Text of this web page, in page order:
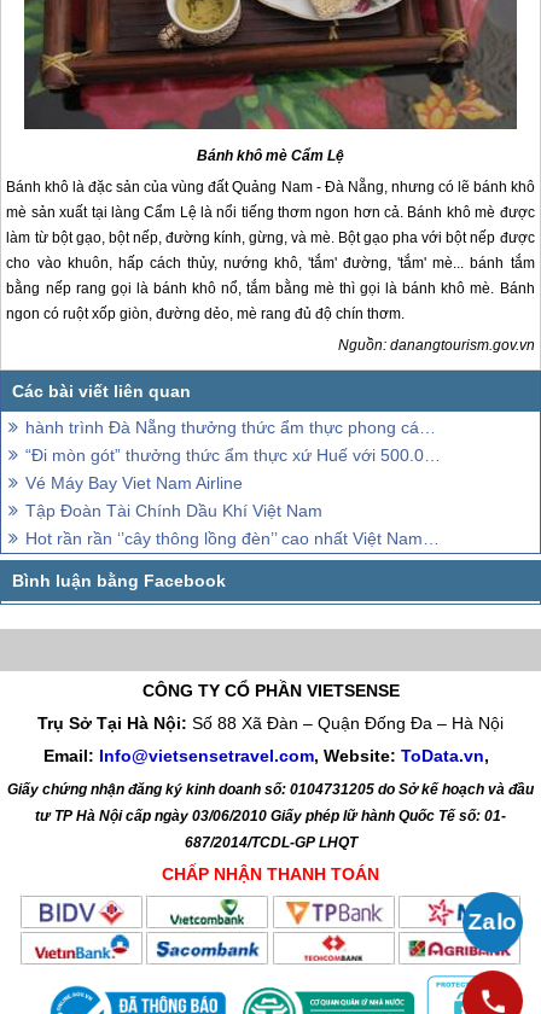
Bánh khô mè Cẩm Lệ
Bánh khô là đặc sản của vùng đất Quảng Nam - Đà Nẵng, nhưng có lẽ bánh khô
mè sản xuất tại làng Cẩm Lệ là nổi tiếng thơm ngon hơn cả. Bánh khô mè được
làm từ bột gạo, bột nếp, đường kính, gừng, và mè. Bột gạo pha với bột nếp được
cho vào khuôn, hấp cách thủy, nướng khô, 'tắm' đường, 'tắm' mè... bánh tắm
bằng nếp rang gọi là bánh khô nổ, tắm bằng mè thì gọi là bánh khô mè. Bánh
ngon có ruột xốp giòn, đường dẻo, mè rang đủ độ chín thơm.
Nguồn: danangtourism.gov.vn
hành trình Đà Nẵng thưởng thức ẩm thực phong cách mới
“Đi mòn gót” thưởng thức ẩm thực xứ Huế với 500.000 đồng
Vé Máy Bay Viet Nam Airline
Tập Đoàn Tài Chính Dầu Khí Việt Nam
Hot rần rần ‘’cây thông lồng đèn’’ cao nhất Việt Nam tại Hội An
CÔNG TY CỔ PHẦN VIETSENSE
Trụ Sở Tại Hà Nội: Số 88 Xã Đàn – Quận Đống Đa – Hà Nội
Email: Info@vietsensetravel.com, Website: ToData.vn,
Giấy chứng nhận đăng ký kinh doanh số: 0104731205 do Sở kế hoạch và đầu
tư TP Hà Nội cấp ngày 03/06/2010 Giấy phép lữ hành Quốc Tế số: 01-
687/2014/TCDL-GP LHQT
CHẤP NHẬN THANH TOÁN